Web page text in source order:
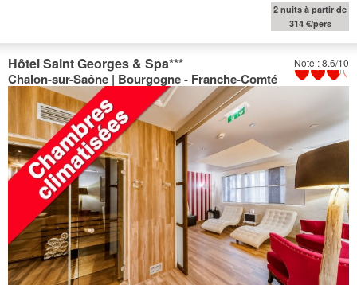
2 nuits à partir de
314 €/pers
Note : 8.6/10
Hôtel Saint Georges & Spa***
Chalon-sur-Saône | Bourgogne - Franche-Comté